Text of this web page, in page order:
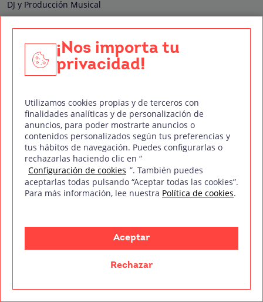
DJ y Producción Musical
Diseño Gráfico
Fotografía Digital
Técnico de Sonido
Nuestros sellos de calidad
Síguenos en Redes Sociales
Política de cookies
Treintaycinco PT
¡Nos importa tu
privacidad!
Utilizamos cookies propias y de terceros con
finalidades analíticas y de personalización de
anuncios, para poder mostrarte anuncios o
contenidos personalizados según tus preferencias y
tus hábitos de navegación. Puedes configurarlas o
rechazarlas haciendo clic en “
Configuración de cookies ”. También puedes
aceptarlas todas pulsando “Aceptar todas las cookies”.
Para más información, lee nuestra Política de cookies.
Aceptar
Rechazar